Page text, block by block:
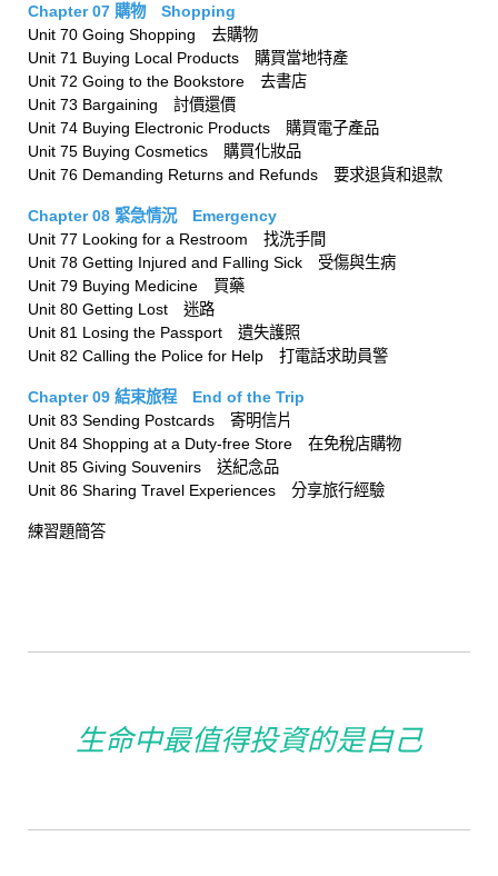
Chapter 07 購物 Shopping
Unit 70 Going Shopping 去購物
Unit 71 Buying Local Products 購買當地特產
Unit 72 Going to the Bookstore 去書店
Unit 73 Bargaining 討價還價
Unit 74 Buying Electronic Products 購買電子產品
Unit 75 Buying Cosmetics 購買化妝品
Unit 76 Demanding Returns and Refunds 要求退貨和退款
Chapter 08 緊急情況 Emergency
Unit 77 Looking for a Restroom 找洗手間
Unit 78 Getting Injured and Falling Sick 受傷與生病
Unit 79 Buying Medicine 買藥
Unit 80 Getting Lost 迷路
Unit 81 Losing the Passport 遺失護照
Unit 82 Calling the Police for Help 打電話求助員警
Chapter 09 結束旅程 End of the Trip
Unit 83 Sending Postcards 寄明信片
Unit 84 Shopping at a Duty-free Store 在免稅店購物
Unit 85 Giving Souvenirs 送紀念品
Unit 86 Sharing Travel Experiences 分享旅行經驗
練習題簡答
生命中最值得投資的是自己